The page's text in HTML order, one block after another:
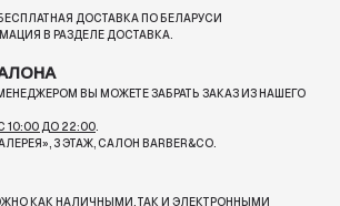
ДОСТАВКА ПО БЕЛАРУСИ
В РАЗДЕЛЕ ДОСТАВКА.
ВЫ МОЖЕТЕ ЗАБРАТЬ ЗАКАЗ ИЗ НАШЕГО
10:00 ДО 22:00.
3 ЭТАЖ, САЛОН BARBER&CO.
КАК НАЛИЧНЫМИ, ТАК И ЭЛЕКТРОННЫМИ